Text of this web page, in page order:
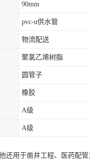
90mm
pvc-u供水管
物流配送
聚氯乙烯树脂
圆管子
橡胶
A级
A级
还用于凿井工程、医药配